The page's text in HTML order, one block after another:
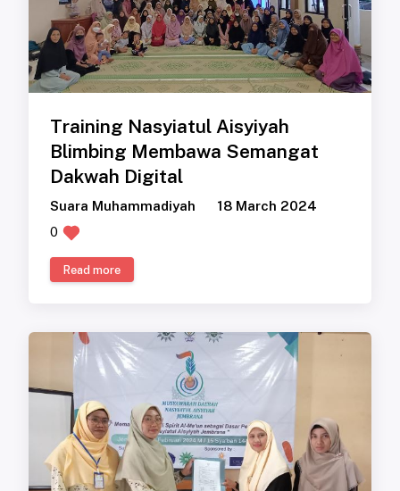
Training Nasyiatul Aisyiyah
Blimbing Membawa Semangat
Dakwah Digital
Suara Muhammadiyah
18 March 2024
0
Read more